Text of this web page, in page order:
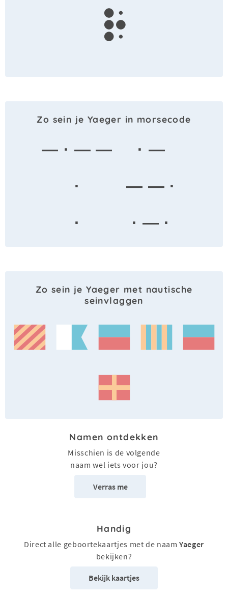
r
Zo sein je Yaeger in morsecode
— · — —
· —
·
— — ·
·
· — ·
Zo sein je Yaeger met nautische
seinvlaggen
Namen ontdekken
Misschien is de volgende
naam wel iets voor jou?
Verras me
Handig
Direct alle geboortekaartjes met de naamYaeger
bekijken?
Bekijk kaartjes